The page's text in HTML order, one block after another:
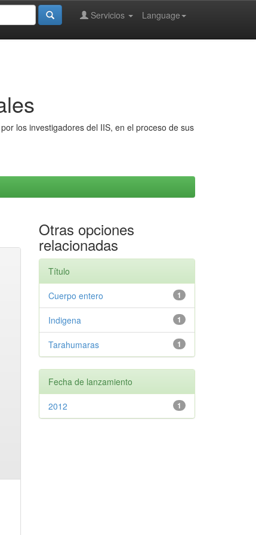
Language
Servicios
los investigadores del IIS, en el proceso de sus
Otras opciones
relacionadas
Título
1
Cuerpo entero
1
Indigena
1
Tarahumaras
Fecha de lanzamiento
1
2012